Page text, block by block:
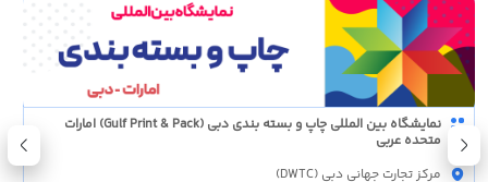
نمایشگاه بین المللی چاپ و بسته بندی دبی (Gulf Print & Pack) امارات
متحده عربی
مرکز تجارت جهانی دبی (DWTC)